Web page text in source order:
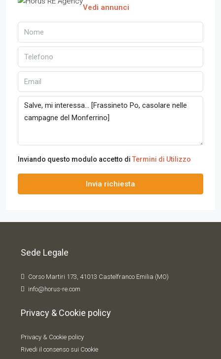
Vedi annunci
Inviando questo modulo accetto di Termini di Utilizzo
Invia richiesta
Sede Legale
Corso Martiri 173, 41013 Castelfranco Emilia (MO)
info@horus-re.com
Privacy & Cookie policy
Privacy & Cookie policy
Rivedi il consenso sui Cookie